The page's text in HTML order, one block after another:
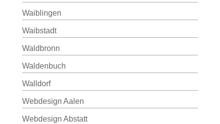
Waiblingen
Waibstadt
Waldbronn
Waldenbuch
Walldorf
Webdesign Aalen
Webdesign Abstatt